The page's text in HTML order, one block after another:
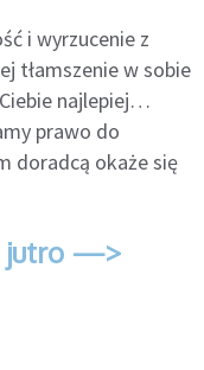
i wyrzucenie z
tłamszenie w sobie
najlepiej…
prawo do
doradcą okaże się
jutro —>